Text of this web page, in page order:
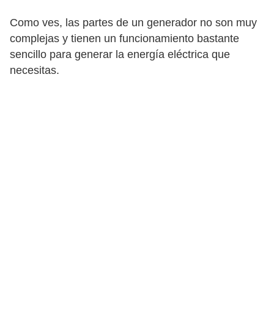
Como ves, las partes de un generador no son muy
complejas y tienen un funcionamiento bastante
sencillo para generar la energía eléctrica que
necesitas.